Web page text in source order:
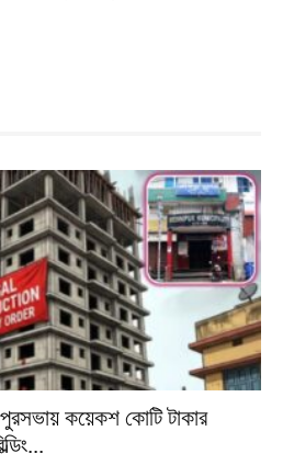
কয়েকশ কোটি টাকার